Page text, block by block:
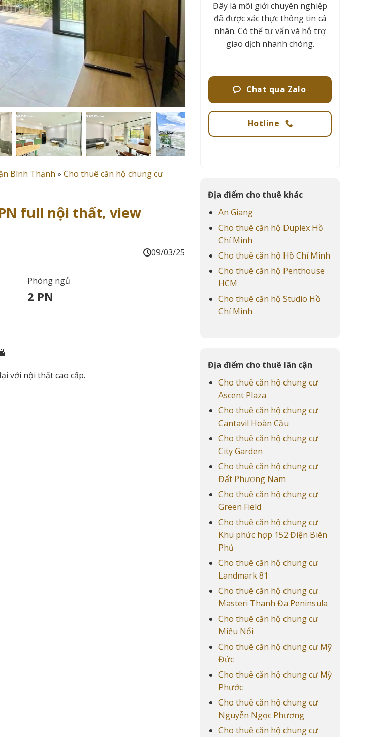
Bình Thạnh » Cho thuê căn hộ chung cư
full nội thất, view
09/03/25
Phòng ngủ
2 PN
với nội thất cao cấp.
Đây là môi giới chuyên nghiệp
đã được xác thực thông tin cá
nhân. Có thể tư vấn và hỗ trợ
giao dịch nhanh chóng.
Chat qua Zalo
Hotline
Địa điểm cho thuê khác
An Giang
Cho thuê căn hộ Duplex Hồ
Chí Minh
Cho thuê căn hộ Hồ Chí Minh
Cho thuê căn hộ Penthouse
HCM
Cho thuê căn hộ Studio Hồ
Chí Minh
Địa điểm cho thuê lân cận
Cho thuê căn hộ chung cư
Ascent Plaza
Cho thuê căn hộ chung cư
Cantavil Hoàn Cầu
Cho thuê căn hộ chung cư
City Garden
Cho thuê căn hộ chung cư
Đất Phương Nam
Cho thuê căn hộ chung cư
Green Field
Cho thuê căn hộ chung cư
Khu phức hợp 152 Điện Biên
Phủ
Cho thuê căn hộ chung cư
Landmark 81
Cho thuê căn hộ chung cư
Masteri Thanh Đa Peninsula
Cho thuê căn hộ chung cư
Miếu Nổi
Cho thuê căn hộ chung cư Mỹ
Đức
Cho thuê căn hộ chung cư Mỹ
Phước
Cho thuê căn hộ chung cư
Nguyễn Ngọc Phương
Cho thuê căn hộ chung cư